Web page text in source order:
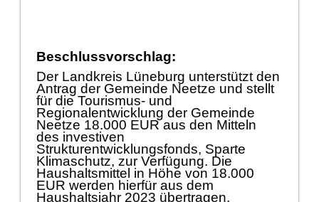
Beschlussvorschlag:
Der Landkreis Lüneburg unterstützt den
Antrag der Gemeinde Neetze und stellt
für die Tourismus- und
Regionalentwicklung der Gemeinde
Neetze 18.000 EUR aus den Mitteln
des investiven
Strukturentwicklungsfonds, Sparte
Klimaschutz, zur Verfügung. Die
Haushaltsmittel in Höhe von 18.000
EUR werden hierfür aus dem
Haushaltsjahr 2023 übertragen.